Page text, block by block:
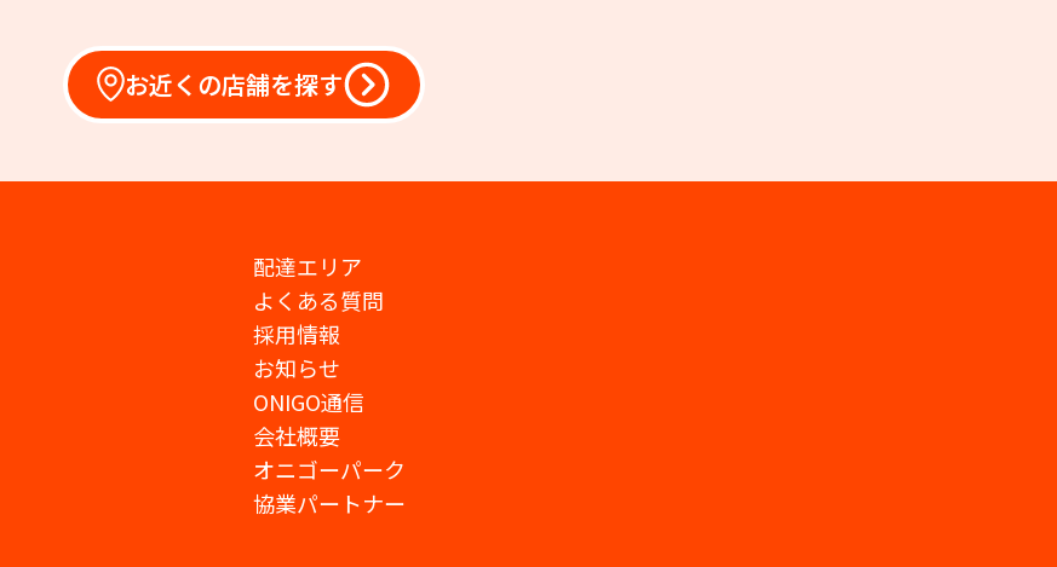
お近くの店舗を探す
配達エリア
よくある質問
採用情報
お知らせ
ONIGO通信
会社概要
オニゴーパーク
協業パートナー